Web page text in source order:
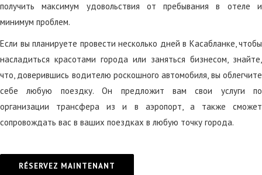
получить максимум удовольствия от пребывания в отеле и
минимум проблем.
Если вы планируете провести несколько дней в Касабланке, чтобы
насладиться красотами города или заняться бизнесом, знайте,
что, доверившись водителю роскошного автомобиля, вы облегчите
себе любую поездку. Он предложит вам свои услуги по
организации трансфера из и в аэропорт, а также сможет
сопровождать вас в ваших поездках в любую точку города.
RÉSERVEZ MAINTENANT